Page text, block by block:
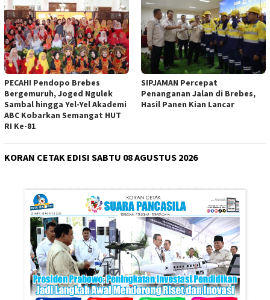
PECAH! Pendopo Brebes
Bergemuruh, Joged Ngulek
Sambal hingga Yel-Yel Akademi
ABC Kobarkan Semangat HUT
RI Ke-81
SIPJAMAN Percepat
Penanganan Jalan di Brebes,
Hasil Panen Kian Lancar
KORAN CETAK EDISI SABTU 08 AGUSTUS 2026